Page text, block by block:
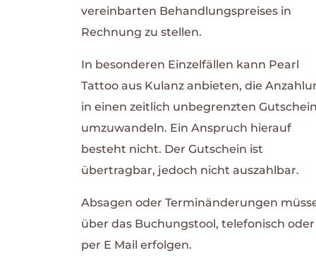
vereinbarten Behandlungspreises in
Rechnung zu stellen.
In besonderen Einzelfällen kann Pearl
Tattoo aus Kulanz anbieten, die
in einen zeitlich unbegrenzten
umzuwandeln. Ein Anspruch hierauf
besteht nicht. Der Gutschein ist
übertragbar, jedoch nicht auszahlbar.
Absagen oder Terminänderungen
über das Buchungstool, telefonisch oder
per E Mail erfolgen.